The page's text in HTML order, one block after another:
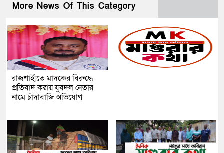
More News Of This Category
রাজশাহীতে মাদকের বিরুদ্ধে
প্রতিবাদ করায় যুবদল নেতার
নামে চাঁদাবাজি অভিযোগ